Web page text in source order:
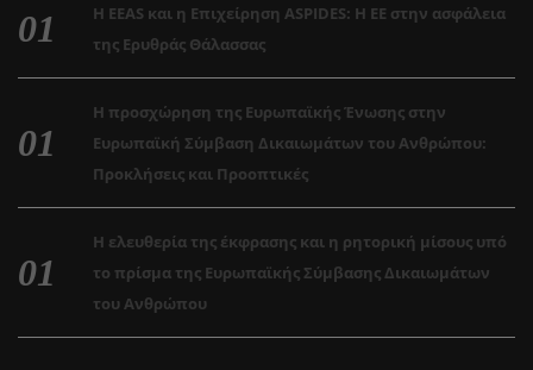
Η EEAS και η Επιχείρηση ASPIDES: Η ΕΕ στην ασφάλεια
της Ερυθράς Θάλασσας
Η προσχώρηση της Ευρωπαϊκής Ένωσης στην
Ευρωπαϊκή Σύμβαση Δικαιωμάτων του Ανθρώπου:
Προκλήσεις και Προοπτικές
Η ελευθερία της έκφρασης και η ρητορική μίσους υπό
το πρίσμα της Ευρωπαϊκής Σύμβασης Δικαιωμάτων
του Ανθρώπου